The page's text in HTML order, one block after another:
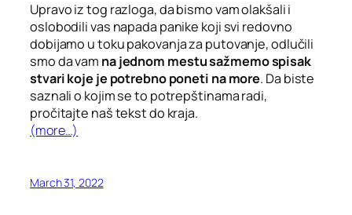
Upravo iz tog razloga, da bismo vam olakšali i
oslobodili vas napada panike koji svi redovno
dobijamo u toku pakovanja za putovanje, odlučili
smo da vam na jednom mestu sažmemo spisak
stvari koje je potrebno poneti na more. Da biste
saznali o kojim se to potrepštinama radi,
pročitajte naš tekst do kraja.
(more…)
March 31, 2022